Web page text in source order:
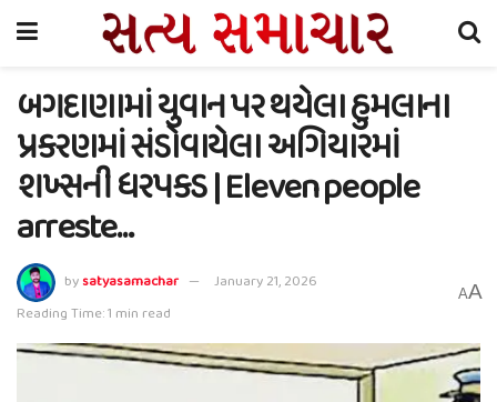
બગદાણામાં યુવાન પર થયેલા હુમલાના
પ્રકરણમાં સંડોવાયેલા અગિયારમાં
શખ્સની ધરપકડ | Eleven people
arreste…
bysatyasamachar
January 21, 2026
Reading Time: 1 min read
AA